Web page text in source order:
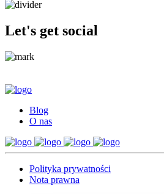
Let's get social
Blog
O nas
Polityka prywatności
Nota prawna